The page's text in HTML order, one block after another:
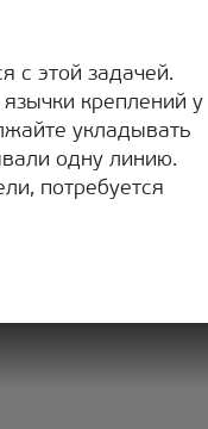
с этой задачей.
язычки креплений у
укладывать
одну линию.
потребуется